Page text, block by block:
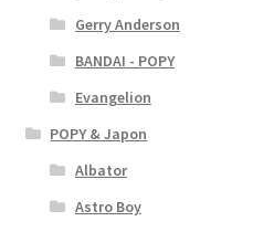
Gerry Anderson
BANDAI - POPY
Evangelion
POPY & Japon
Albator
Astro Boy